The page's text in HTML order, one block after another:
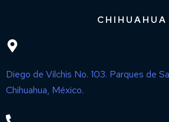
CHIHUAHUA
Diego de Vilchis No. 103. Parques de
Chihuahua, México.